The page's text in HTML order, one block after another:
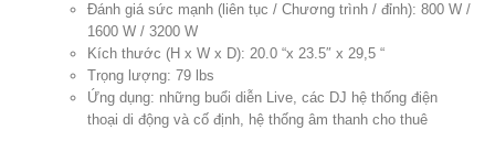
Đánh giá sức mạnh (liên tục / Chương trình / đỉnh): 800 W /
1600 W / 3200 W
Kích thước (H x W x D): 20.0 “x 23.5″ x 29,5 “
Trọng lượng: 79 lbs
Ứng dụng: những buổi diễn Live, các DJ hệ thống điện
thoại di động và cố định, hệ thống âm thanh cho thuê